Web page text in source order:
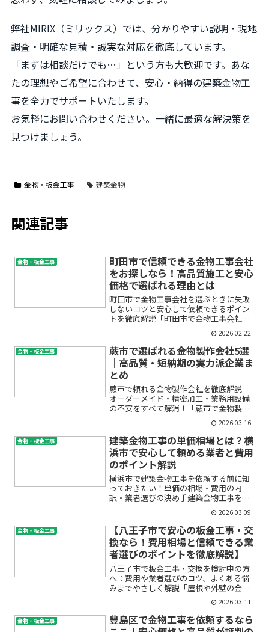
弊社MIRIX（ミリックス）では、分かりやすい説明・現地
調査・明確な見積・誠実な対応を徹底しています。
「まずは相談だけでも…」という方も大歓迎です。あな
たの理想やご希望に合わせて、安心・納得の建築金物工
事を全力でサポートいたします。
お気軽にお問い合わせください。一緒に最適な解決策を
見つけましょう。
金物・板金工事 建築金物
関連記事
金物・板金工事
町田市で信頼できる金物工事会社
をお探しなら！高品質施工と安心
価格で選ばれる理由とは
町田市で金物工事会社を選ぶときに失敗
しないコツと安心して依頼できるポイン
トを徹底解説「町田市で金物工事会社を
探しているけど、どこに頼めばいい
の…？」「金物工事って何をしてくれる
の？どんな会社なら安心なの？」このよ
うなお悩みや疑問をお持ちでは...
2026.02.22
金物・板金工事
蕨市で選ばれる金物製作会社5選
｜高品質・短納期の実力派企業ま
とめ
蕨市で頼れる金物製作会社を徹底解説｜
オーダーメイド・精密加工・業務用設備
の不安をすべて解消！「蕨市で金物製作
や金属加工の会社を探しているけれど、
どこに依頼すればいいのか分からない」
「オーダーメイドや精密な金物制作にも
対応してくれる工場はある...
2026.03.16
金物・板金工事
建築金物工事の単価相場とは？横
浜市で安心して頼める業者と費用
のポイント解説
横浜市で建築金物工事を依頼する前に知
っておきたい！単価の相場・費用の内
訳・業者選びの決め手建築金物工事を横
浜市で初めて依頼する方の多くが、「単
価や費用の相場がわからず不安」「どの
業者に頼んでよいかわからない」「見積
もりの内容が理解できず戸惑...
2026.03.09
金物・板金工事
【八王子市で安心の板金工事・交
換なら！費用相場と信頼できる業
者選びのポイントを徹底解説】
八王子市で板金工事・交換を検討中の方
へ：費用や業者選びのコツ、よくある悩
みまでやさしく解説「屋根や外壁の金属
板が古くなってきた…」「雨樋が壊れて
雨漏りが心配…」「板金工事ってどこに
頼めばいいの？」こうした悩みで八王子
市や周辺エリアで板金工事...
2026.03.11
金物・板金工事
豊島区で金物工事を依頼するなら